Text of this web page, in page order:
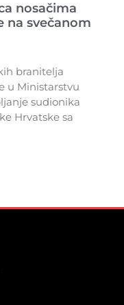
nosačima
na svečanom
branitelja
u Ministarstvu
sudionika
Hrvatske sa